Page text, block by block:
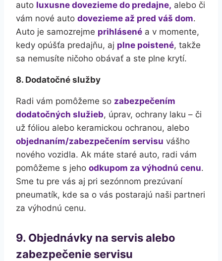
auto luxusne dovezieme do predajne, alebo či
vám nové auto dovezieme až pred váš dom.
Auto je samozrejme prihlásené a v momente,
kedy opúšťa predajňu, aj plne poistené, takže
sa nemusíte ničoho obávať a ste plne krytí.
8. Dodatočné služby
Radi vám pomôžeme so zabezpečením
dodatočných služieb, úprav, ochrany laku – či
už fóliou alebo keramickou ochranou, alebo
objednaním/zabezpečením servisu vášho
nového vozidla. Ak máte staré auto, radi vám
pomôžeme s jeho odkupom za výhodnú cenu.
Sme tu pre vás aj pri sezónnom prezúvaní
pneumatík, kde sa o vás postarajú naši partneri
za výhodnú cenu.
9. Objednávky na servis alebo
zabezpečenie servisu